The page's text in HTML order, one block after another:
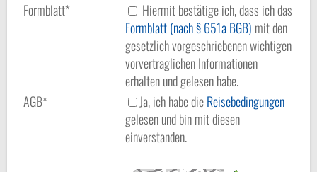
Formblatt*
Hiermit bestätige ich, dass ich das
Formblatt (nach § 651a BGB) mit den
gesetzlich vorgeschriebenen wichtigen
vorvertraglichen Informationen
erhalten und gelesen habe.
AGB*
Ja, ich habe dieReisebedingungen
gelesen und bin mit diesen
einverstanden.